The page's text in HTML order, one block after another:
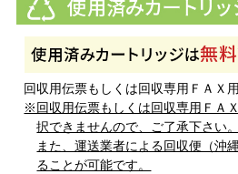
回収用伝票もしくは回収専用ＦＡＸ
※回収用伝票もしくは回収専用ＦＡ
択できませんので、ご了承下さい。
また、運送業者による回収便（沖
ることが可能です。